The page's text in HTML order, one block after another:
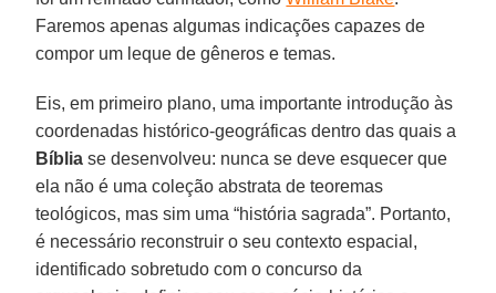
Faremos apenas algumas indicações capazes de
compor um leque de gêneros e temas.
Eis, em primeiro plano, uma importante introdução às
coordenadas histórico-geográficas dentro das quais a
Bíblia se desenvolveu: nunca se deve esquecer que
ela não é uma coleção abstrata de teoremas
teológicos, mas sim uma “história sagrada”. Portanto,
é necessário reconstruir o seu contexto espacial,
identificado sobretudo com o concurso da